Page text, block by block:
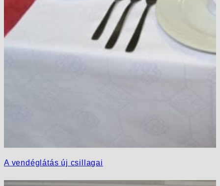
A vendéglátás új csillagai